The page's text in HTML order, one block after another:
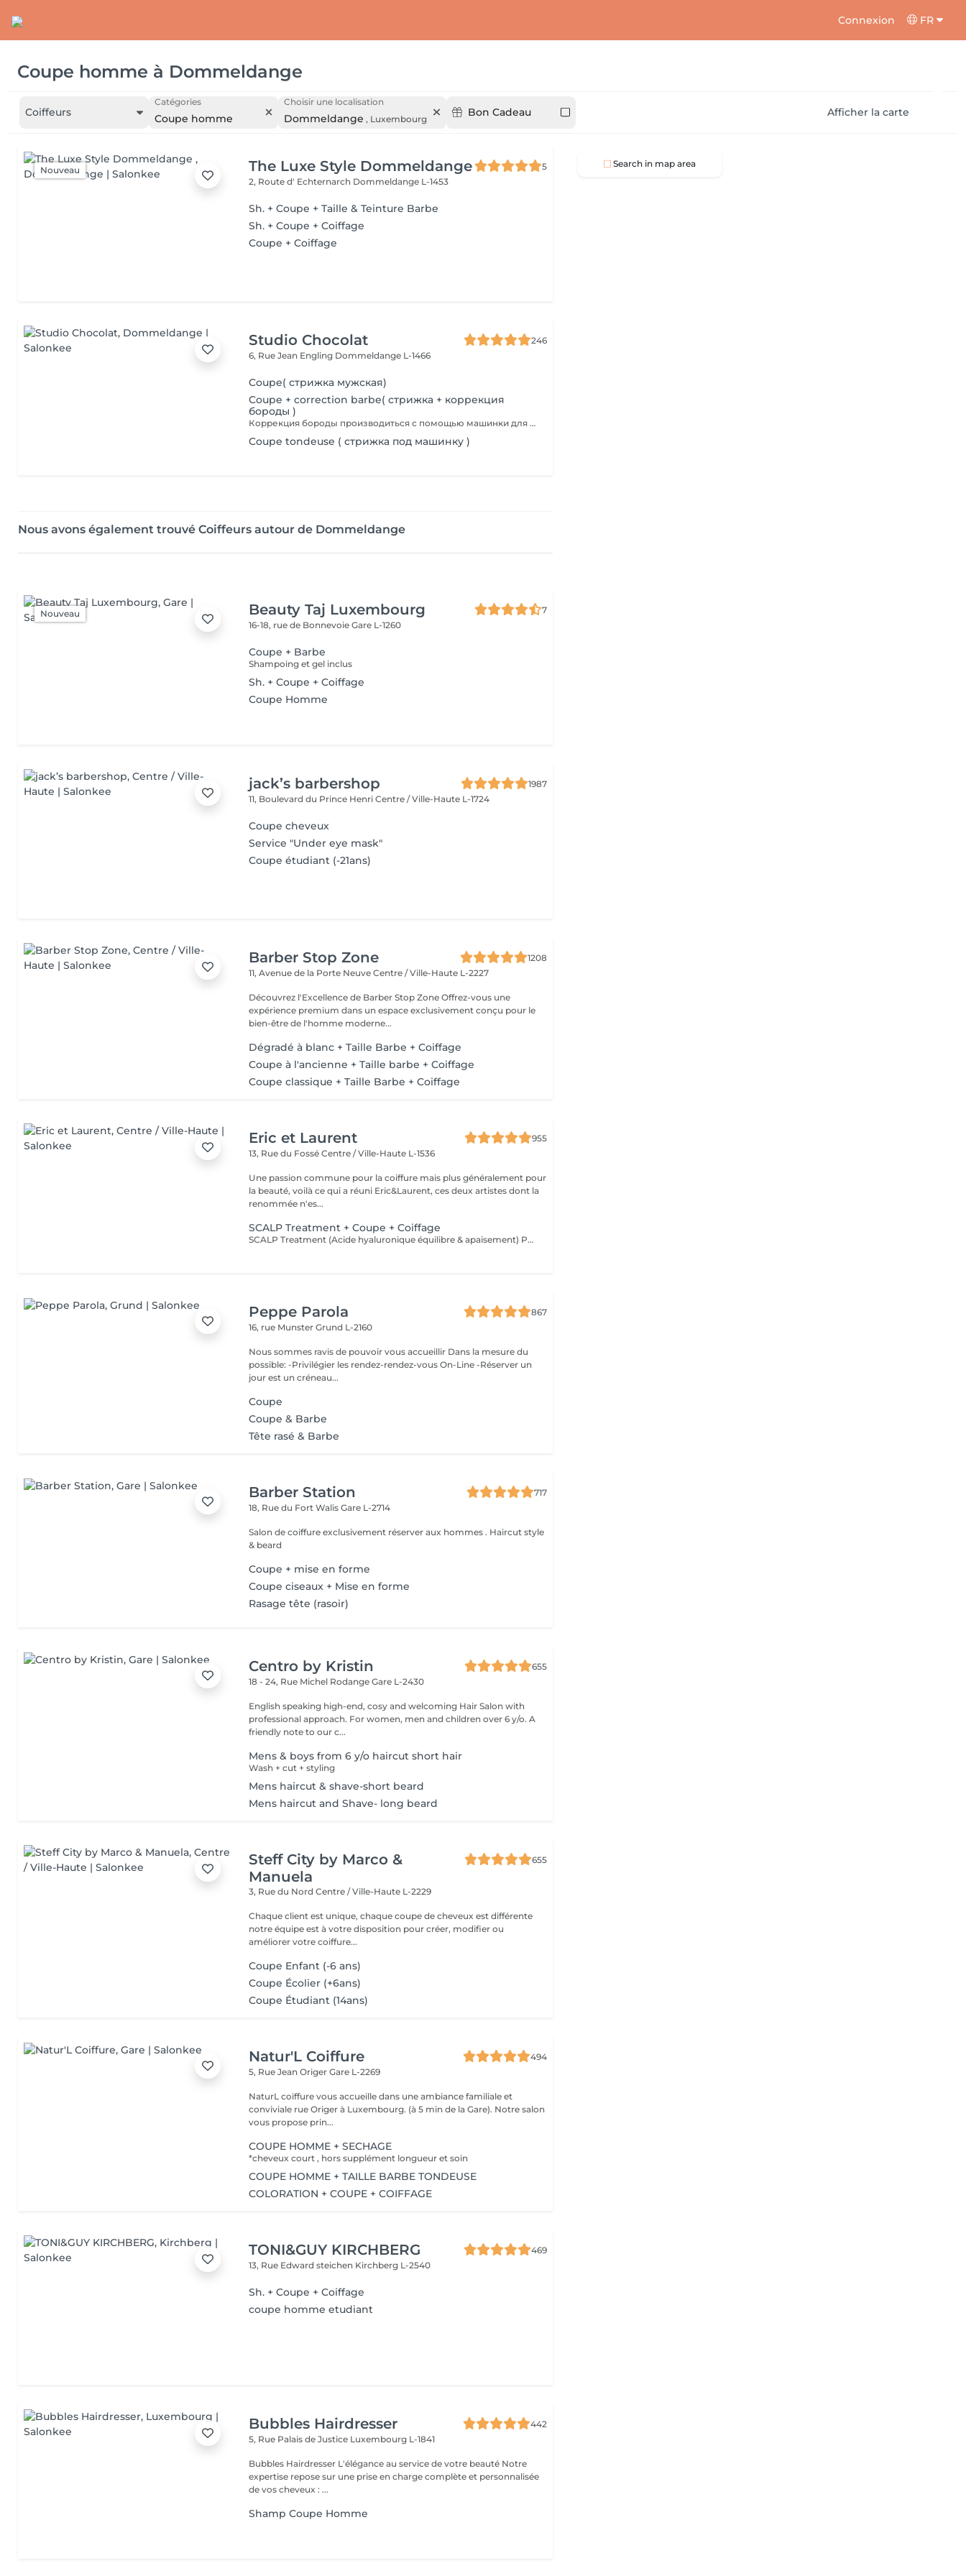
Connexion FR
Coupe homme à Dommeldange
Coiffeurs
Catégories
Coupe homme
Choisir une localisation
Dommeldange , Luxembourg
Bon Cadeau Afficher la carte
Nouveau The Luxe Style Dommeldange
5
2, Route d' Echternarch Dommeldange L-1453
Sh. + Coupe + Taille & Teinture Barbe
Sh. + Coupe + Coiffage
Coupe + Coiffage
Studio Chocolat
246
6, Rue Jean Engling Dommeldange L-1466
Coupe( стрижка мужская)
Coupe + correction barbe( стрижка + коррекция
бороды )
Коррекция бороды производиться с помощью машинки для стрижки волос.
Coupe tondeuse ( стрижка под машинку )
Nous avons également trouvé Coiffeurs autour de Dommeldange
Nouveau Beauty Taj Luxembourg
7
16-18, rue de BonnevoieGare L-1260
Coupe + Barbe
Shampoing et gel inclus
Sh. + Coupe + Coiffage
Coupe Homme
jack’s barbershop
1987
11, Boulevard du Prince HenriCentre / Ville-Haute L-1724
Coupe cheveux
Service "Under eye mask"
Coupe étudiant (-21ans)
Barber Stop Zone
1208
11, Avenue de la Porte NeuveCentre / Ville-Haute L-2227
Découvrez l'Excellence de Barber Stop Zone Offrez-vous une
expérience premium dans un espace exclusivement conçu pour le
bien-être de l'homme moderne...
Dégradé à blanc + Taille Barbe + Coiffage
Coupe à l'ancienne + Taille barbe + Coiffage
Coupe classique + Taille Barbe + Coiffage
Eric et Laurent
955
13, Rue du FosséCentre / Ville-Haute L-1536
Une passion commune pour la coiffure mais plus généralement pour
la beauté, voilà ce qui a réuni Eric&Laurent, ces deux artistes dont la
renommée n'es...
SCALP Treatment + Coupe + Coiffage
SCALP Treatment (Acide hyaluronique équilibre & apaisement) Pour rééquilibrer et purifier le cuir chevelu. Idéal en cas de démangeaisons, pellicules, sécheresse ou excès de sébum. -Apaise le cuir chevelu -Purifie en douceur -Rééquilibre la barrière protectrice naturelle -Favorise un environnement sain pour la pousse
Peppe Parola
867
16, rue MunsterGrund L-2160
Nous sommes ravis de pouvoir vous accueillir Dans la mesure du
possible: -Privilégier les rendez-rendez-vous On-Line -Réserver un
jour est un créneau...
Coupe
Coupe & Barbe
Tête rasé & Barbe
Barber Station
717
18, Rue du Fort WalisGare L-2714
Salon de coiffure exclusivement réserver aux hommes . Haircut style
& beard
Coupe + mise en forme
Coupe ciseaux + Mise en forme
Rasage tête (rasoir)
Centro by Kristin
655
18 - 24, Rue Michel RodangeGare L-2430
English speaking high-end, cosy and welcoming Hair Salon with
professional approach. For women, men and children over 6 y/o. A
friendly note to our c...
Mens & boys from 6 y/o haircut short hair
Wash + cut + styling
Mens haircut & shave-short beard
Mens haircut and Shave- long beard
Steff City by Marco &
Manuela
655
3, Rue du NordCentre / Ville-Haute L-2229
Chaque client est unique, chaque coupe de cheveux est différente
notre équipe est à votre disposition pour créer, modifier ou
améliorer votre coiffure...
Coupe Enfant (-6 ans)
Coupe Écolier (+6ans)
Coupe Étudiant (14ans)
Natur'L Coiffure
494
5, Rue Jean OrigerGare L-2269
NaturL coiffure vous accueille dans une ambiance familiale et
conviviale rue Origer à Luxembourg. (à 5 min de la Gare). Notre salon
vous propose prin...
COUPE HOMME + SECHAGE
*cheveux court , hors supplément longueur et soin
COUPE HOMME + TAILLE BARBE TONDEUSE
COLORATION + COUPE + COIFFAGE
TONI&GUY KIRCHBERG
469
13, Rue Edward steichen Kirchberg L-2540
Sh. + Coupe + Coiffage
coupe homme etudiant
Bubbles Hairdresser
442
5, Rue Palais de Justice Luxembourg L-1841
Bubbles Hairdresser L'élégance au service de votre beauté Notre
expertise repose sur une prise en charge complète et personnalisée
de vos cheveux : ...
Shamp Coupe Homme
Search in map area